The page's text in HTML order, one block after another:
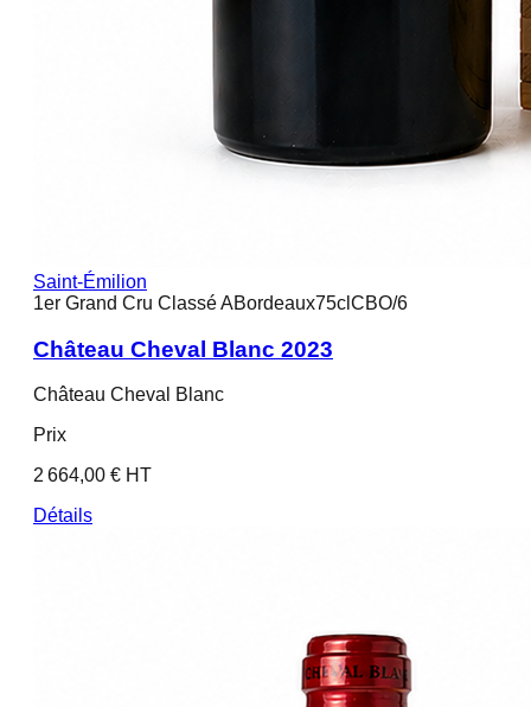
Saint-Émilion
1er Grand Cru Classé ABordeaux75cl CBO/6
Château Cheval Blanc 2023
Château Cheval Blanc
Prix
2 664,00 € HT
Détails